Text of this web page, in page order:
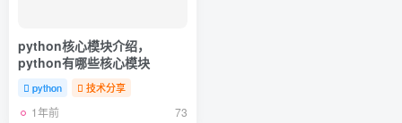
python核心模块介绍，
python有哪些核心模块
python 技术分享
1年前 73